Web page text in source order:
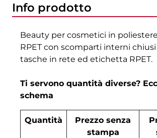
Info prodotto
Beauty per cosmetici in
RPET con scomparti interni
tasche in rete ed etichetta RPET.
Ti servono quantità diverse?
schema
Quantità
Prezzo senza
stampa